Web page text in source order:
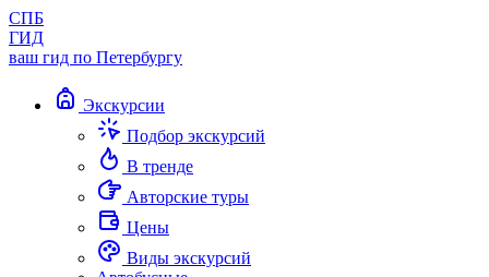
СПБ
ГИД
ваш гид по Петербургу
Экскурсии
Подбор экскурсий
В тренде
Авторские туры
Цены
Виды экскурсий